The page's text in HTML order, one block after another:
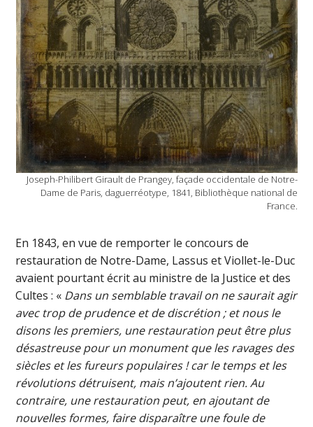
Joseph-Philibert Girault de Prangey, façade occidentale de Notre-
Dame de Paris, daguerréotype, 1841, Bibliothèque national de
France.
En 1843, en vue de remporter le concours de
restauration de Notre-Dame, Lassus et Viollet-le-Duc
avaient pourtant écrit au ministre de la Justice et des
Cultes : « Dans un semblable travail on ne saurait agir
avec trop de prudence et de discrétion ; et nous le
disons les premiers, une restauration peut être plus
désastreuse pour un monument que les ravages des
siècles et les fureurs populaires ! car le temps et les
révolutions détruisent, mais n’ajoutent rien. Au
contraire, une restauration peut, en ajoutant de
nouvelles formes, faire disparaître une foule de